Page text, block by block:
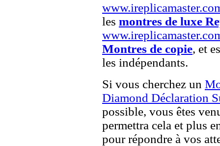
les montres de luxe
Montres de copie, et
les indépendants.
Si vous cherchez un
Diamond Déclaration
possible, vous êtes
permettra cela et plus
pour répondre à vos